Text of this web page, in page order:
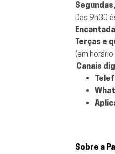
Das 9h30
Terças e
(em
Canais
Sobre a